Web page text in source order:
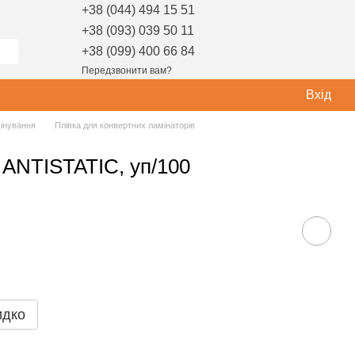
+38 (044) 494 15 51
+38 (093) 039 50 11
+38 (099) 400 66 84
Передзвонити вам?
Вхід
Плівка для конвертних ламінаторів
уп/100